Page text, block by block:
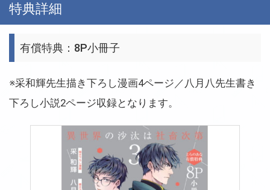
特典詳細
有償特典：8P小冊子
※采和輝先生描き下ろし漫画4ページ／八月八先生書き
下ろし小説2ページ収録となります。